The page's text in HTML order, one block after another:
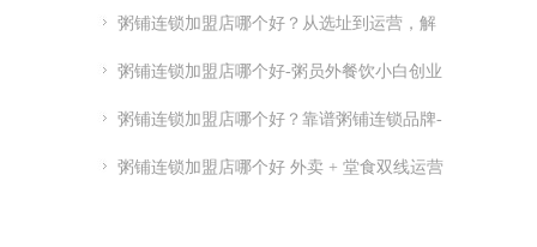
优质连锁粥员外加盟推荐
粥铺连锁加盟店哪个好？从选址到运营，解
析连锁开店关键点
粥铺连锁加盟店哪个好-粥员外餐饮小白创业
指南-粥员外加盟官网
粥铺连锁加盟店哪个好？靠谱粥铺连锁品牌-
实力供应链 + 总部扶持
粥铺连锁加盟店哪个好 外卖 + 堂食双线运营